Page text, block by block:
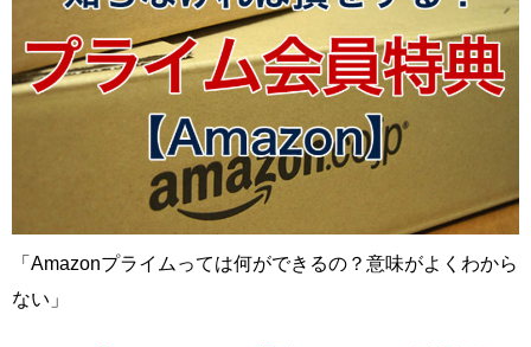
「Amazonプライムっては何ができるの？意味がよくわから
ない」